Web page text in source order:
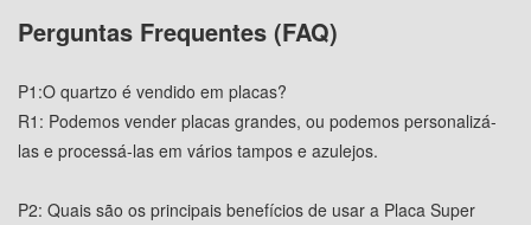
Perguntas Frequentes (FAQ)
P1:O quartzo é vendido em placas?
R1: Podemos vender placas grandes, ou podemos personalizá-
las e processá-las em vários tampos e azulejos.
P2: Quais são os principais benefícios de usar a Placa Super